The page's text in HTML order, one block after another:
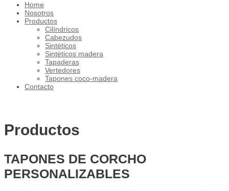
Home
Nosotros
Productos
Cilíndricos
Cabezudos
Sintéticos
Sintéticos madera
Tapaderas
Vertedores
Tapones coco-madera
Contacto
Productos
TAPONES DE CORCHO
PERSONALIZABLES